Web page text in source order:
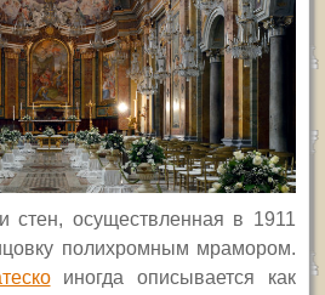
стен, осуществленная в 1911
полихромным мрамором.
иногда описывается как